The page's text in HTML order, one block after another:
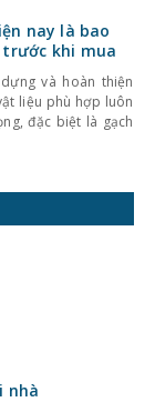
bí bách và phụ
nay là bao
trước khi mua
và hoàn thiện
liệu phù hợp luôn
đặc biệt là gạch
nhà